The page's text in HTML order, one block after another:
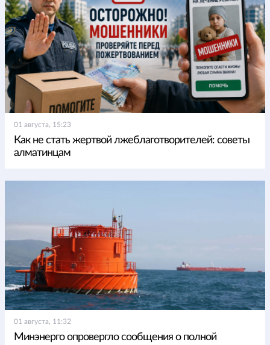
01 августа, 15:23
Как не стать жертвой лжеблаготворителей: советы
алматинцам
01 августа, 11:32
Минэнерго опровергло сообщения о полной